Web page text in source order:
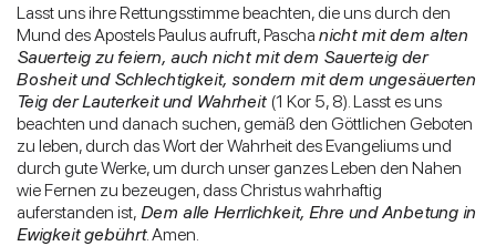
Lasst uns ihre Rettungsstimme beachten, die uns durch den
Mund des Apostels Paulus aufruft, Pascha nicht mit dem alten
Sauerteig zu feiern, auch nicht mit dem Sauerteig der
Bosheit und Schlechtigkeit, sondern mit dem ungesäuerten
Teig der Lauterkeit und Wahrheit (1 Kor 5, 8). Lasst es uns
beachten und danach suchen, gemäß den Göttlichen Geboten
zu leben, durch das Wort der Wahrheit des Evangeliums und
durch gute Werke, um durch unser ganzes Leben den Nahen
wie Fernen zu bezeugen, dass Christus wahrhaftig
auferstanden ist, Dem alle Herrlichkeit, Ehre und Anbetung in
Ewigkeit gebührt. Amen.